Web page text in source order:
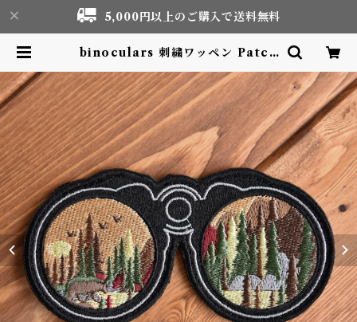
5,000円以上のご購入で送料無料
binoculars 刺繍ワッペン Patch
nture Tourism gear shop